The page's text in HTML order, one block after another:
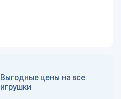
Выгодные цены на все
игрушки